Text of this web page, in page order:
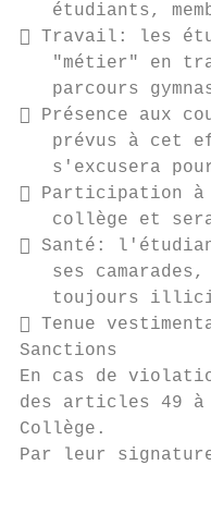
étudiants,
 Travail: les
"métier" en
parcours
 Présence aux
prévus à cet
s'excusera
 Participation à
collège et
 Santé:
ses
toujours
 Tenue
Sanctions
En cas de
des articles 49 à
Collège.
Par leur